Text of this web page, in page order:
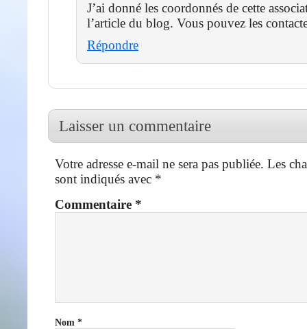
J’ai donné les coordonnés de cette
l’article du blog. Vous pouvez les
Répondre
Laisser un commentaire
Votre adresse e-mail ne sera pas publiée. Les
sont indiqués avec *
Commentaire *
Nom *